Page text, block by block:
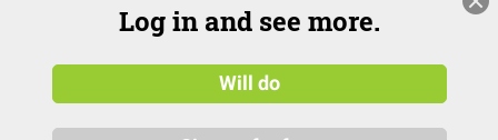
Log in and see more.
Will do